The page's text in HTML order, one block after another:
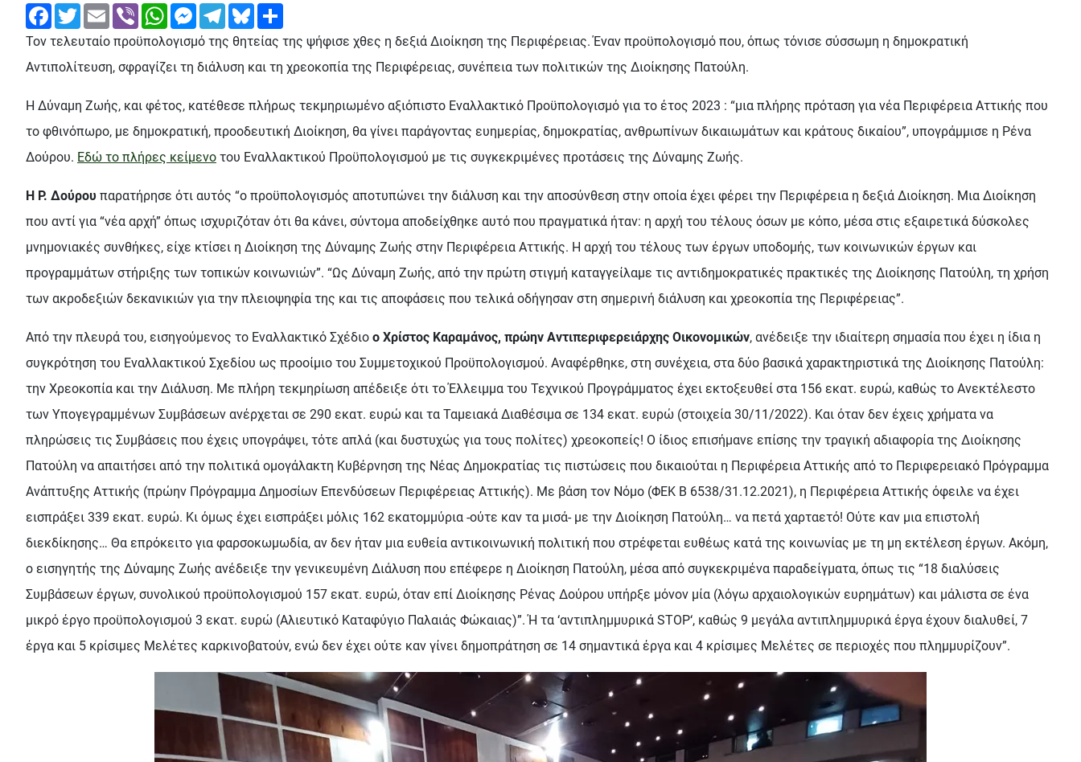
FacebookTwitterEmail Viber WhatsAppMessengerTelegramBluesky
Τον τελευταίο προϋπολογισμό της θητείας της ψήφισε χθες η δεξιά Διοίκηση της Περιφέρειας. Έναν προϋπολογισμό που, όπως τόνισε σύσσωμη η δημοκρατική
Αντιπολίτευση, σφραγίζει τη διάλυση και τη χρεοκοπία της Περιφέρειας, συνέπεια των πολιτικών της Διοίκησης Πατούλη.
Η Δύναμη Ζωής, και φέτος, κατέθεσε πλήρως τεκμηριωμένο αξιόπιστο Εναλλακτικό Προϋπολογισμό για το έτος 2023 : “μια πλήρης πρόταση για νέα Περιφέρεια Αττικής που
το φθινόπωρο, με δημοκρατική, προοδευτική Διοίκηση, θα γίνει παράγοντας ευημερίας, δημοκρατίας, ανθρωπίνων δικαιωμάτων και κράτους δικαίου”, υπογράμμισε η Ρένα
Δούρου. Εδώ το πλήρες κείμενο του Εναλλακτικού Προϋπολογισμού με τις συγκεκριμένες προτάσεις της Δύναμης Ζωής.
Η Ρ. Δούρου παρατήρησε ότι αυτός “ο προϋπολογισμός αποτυπώνει την διάλυση και την αποσύνθεση στην οποία έχει φέρει την Περιφέρεια η δεξιά Διοίκηση. Μια Διοίκηση
που αντί για “νέα αρχή” όπως ισχυριζόταν ότι θα κάνει, σύντομα αποδείχθηκε αυτό που πραγματικά ήταν: η αρχή του τέλους όσων με κόπο, μέσα στις εξαιρετικά δύσκολες
μνημονιακές συνθήκες, είχε κτίσει η Διοίκηση της Δύναμης Ζωής στην Περιφέρεια Αττικής. Η αρχή του τέλους των έργων υποδομής, των κοινωνικών έργων και
προγραμμάτων στήριξης των τοπικών κοινωνιών”. “Ως Δύναμη Ζωής, από την πρώτη στιγμή καταγγείλαμε τις αντιδημοκρατικές πρακτικές της Διοίκησης Πατούλη, τη χρήση
των ακροδεξιών δεκανικιών για την πλειοψηφία της και τις αποφάσεις που τελικά οδήγησαν στη σημερινή διάλυση και χρεοκοπία της Περιφέρειας”.
Από την πλευρά του, εισηγούμενος το Εναλλακτικό Σχέδιο ο Χρίστος Καραμάνος, πρώην Αντιπεριφερειάρχης Οικονομικών, ανέδειξε την ιδιαίτερη σημασία που έχει η ίδια η
συγκρότηση του Εναλλακτικού Σχεδίου ως προοίμιο του Συμμετοχικού Προϋπολογισμού. Αναφέρθηκε, στη συνέχεια, στα δύο βασικά χαρακτηριστικά της Διοίκησης Πατούλη:
την Χρεοκοπία και την Διάλυση. Με πλήρη τεκμηρίωση απέδειξε ότι το Έλλειμμα του Τεχνικού Προγράμματος έχει εκτοξευθεί στα 156 εκατ. ευρώ, καθώς το Ανεκτέλεστο
των Υπογεγραμμένων Συμβάσεων ανέρχεται σε 290 εκατ. ευρώ και τα Ταμειακά Διαθέσιμα σε 134 εκατ. ευρώ (στοιχεία 30/11/2022). Και όταν δεν έχεις χρήματα να
πληρώσεις τις Συμβάσεις που έχεις υπογράψει, τότε απλά (και δυστυχώς για τους πολίτες) χρεοκοπείς! Ο ίδιος επισήμανε επίσης την τραγική αδιαφορία της Διοίκησης
Πατούλη να απαιτήσει από την πολιτικά ομογάλακτη Κυβέρνηση της Νέας Δημοκρατίας τις πιστώσεις που δικαιούται η Περιφέρεια Αττικής από το Περιφερειακό Πρόγραμμα
Ανάπτυξης Αττικής (πρώην Πρόγραμμα Δημοσίων Επενδύσεων Περιφέρειας Αττικής). Με βάση τον Νόμο (ΦΕΚ Β 6538/31.12.2021), η Περιφέρεια Αττικής όφειλε να έχει
εισπράξει 339 εκατ. ευρώ. Κι όμως έχει εισπράξει μόλις 162 εκατομμύρια -ούτε καν τα μισά- με την Διοίκηση Πατούλη… να πετά χαρταετό! Ούτε καν μια επιστολή
διεκδίκησης… Θα επρόκειτο για φαρσοκωμωδία, αν δεν ήταν μια ευθεία αντικοινωνική πολιτική που στρέφεται ευθέως κατά της κοινωνίας με τη μη εκτέλεση έργων. Ακόμη,
ο εισηγητής της Δύναμης Ζωής ανέδειξε την γενικευμένη Διάλυση που επέφερε η Διοίκηση Πατούλη, μέσα από συγκεκριμένα παραδείγματα, όπως τις “18 διαλύσεις
Συμβάσεων έργων, συνολικού προϋπολογισμού 157 εκατ. ευρώ, όταν επί Διοίκησης Ρένας Δούρου υπήρξε μόνον μία (λόγω αρχαιολογικών ευρημάτων) και μάλιστα σε ένα
μικρό έργο προϋπολογισμού 3 εκατ. ευρώ (Αλιευτικό Καταφύγιο Παλαιάς Φώκαιας)”. Ή τα ‘αντιπλημμυρικά STOP‘, καθώς 9 μεγάλα αντιπλημμυρικά έργα έχουν διαλυθεί, 7
έργα και 5 κρίσιμες Μελέτες καρκινοβατούν, ενώ δεν έχει ούτε καν γίνει δημοπράτηση σε 14 σημαντικά έργα και 4 κρίσιμες Μελέτες σε περιοχές που πλημμυρίζουν”.